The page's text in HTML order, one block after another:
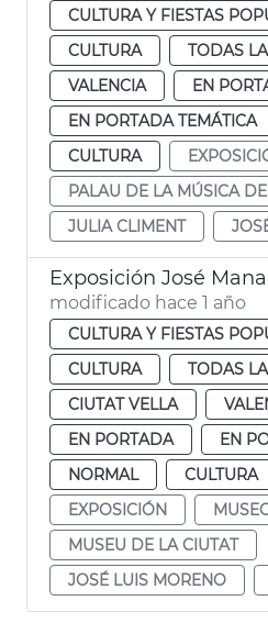
CULTURA Y FIESTAS
CULTURA
TODAS
VALENCIA
EN
EN PORTADA TEMÁTICA
CULTURA
PALAU DE LA MÚSICA
JULIA CLIMENT
modificado hace 1 año
CULTURA Y FIESTAS
CULTURA
TODAS
CIUTAT VELLA
EN PORTADA
EN
NORMAL
CULTURA
EXPOSICIÓN
MUSEU DE LA CIUTAT
JOSÉ LUIS MORENO